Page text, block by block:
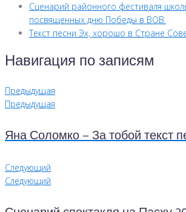
Сценарий районного фестиваля
посвященных дню Победы в ВОВ.
Текст песни Эх, хорошо в Стране
Навигация по записям
Предыдущая
Предыдущая
Яна Соломко – За тобой текст
Следующий
Следующий